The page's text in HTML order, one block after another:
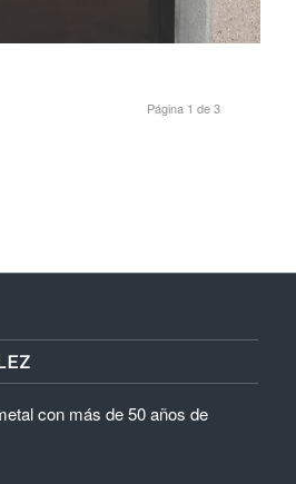
Página 1 de 3
con más de 50 años de